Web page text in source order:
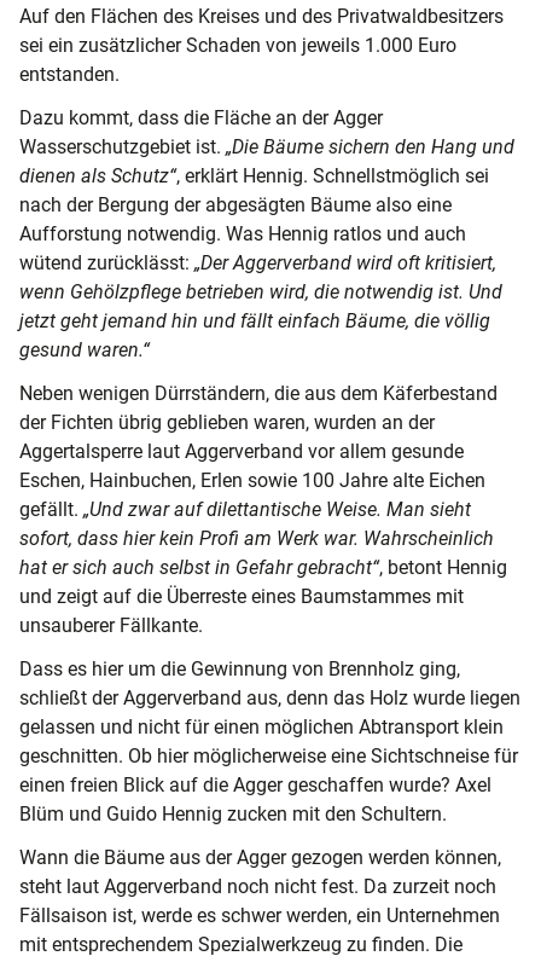
Auf den Flächen des Kreises und des Privatwaldbesitzers
sei ein zusätzlicher Schaden von jeweils 1.000 Euro
entstanden.
Dazu kommt, dass die Fläche an der Agger
Wasserschutzgebiet ist. „Die Bäume sichern den Hang und
dienen als Schutz“, erklärt Hennig. Schnellstmöglich sei
nach der Bergung der abgesägten Bäume also eine
Aufforstung notwendig. Was Hennig ratlos und auch
wütend zurücklässt: „Der Aggerverband wird oft kritisiert,
wenn Gehölzpflege betrieben wird, die notwendig ist. Und
jetzt geht jemand hin und fällt einfach Bäume, die völlig
gesund waren.“
Neben wenigen Dürrständern, die aus dem Käferbestand
der Fichten übrig geblieben waren, wurden an der
Aggertalsperre laut Aggerverband vor allem gesunde
Eschen, Hainbuchen, Erlen sowie 100 Jahre alte Eichen
gefällt. „Und zwar auf dilettantische Weise. Man sieht
sofort, dass hier kein Profi am Werk war. Wahrscheinlich
hat er sich auch selbst in Gefahr gebracht“, betont Hennig
und zeigt auf die Überreste eines Baumstammes mit
unsauberer Fällkante.
Dass es hier um die Gewinnung von Brennholz ging,
schließt der Aggerverband aus, denn das Holz wurde liegen
gelassen und nicht für einen möglichen Abtransport klein
geschnitten. Ob hier möglicherweise eine Sichtschneise für
einen freien Blick auf die Agger geschaffen wurde? Axel
Blüm und Guido Hennig zucken mit den Schultern.
Wann die Bäume aus der Agger gezogen werden können,
steht laut Aggerverband noch nicht fest. Da zurzeit noch
Fällsaison ist, werde es schwer werden, ein Unternehmen
mit entsprechendem Spezialwerkzeug zu finden. Die